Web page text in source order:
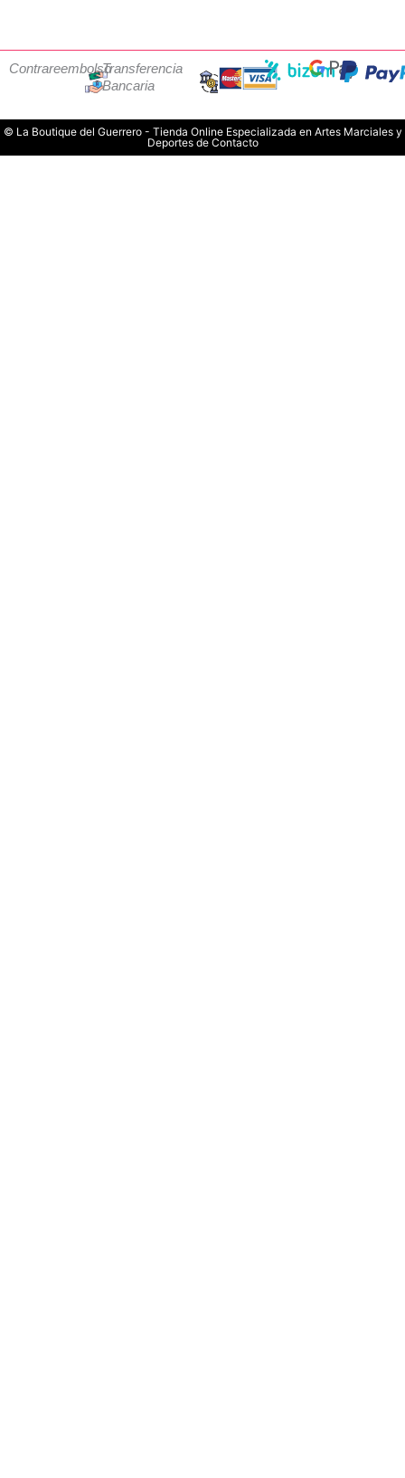
ContrareembolsoTransferencia
Bancaria
© La Boutique del Guerrero - Tienda Online Especializada en Artes Marciales y
Deportes de Contacto